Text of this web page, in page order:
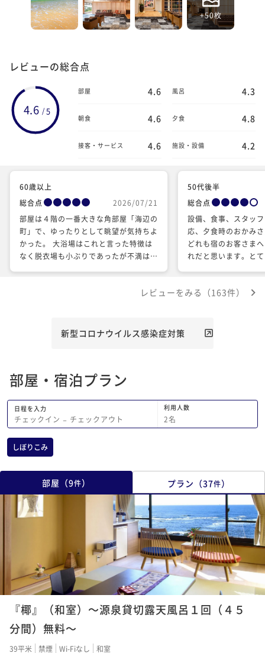
+50枚
レビューの総合点
4.6 /5
部屋 4.6 風呂 4.3
朝食 4.6 夕食 4.8
接客・サービス 4.6 施設・設備 4.2
60歳以上
総合点
2026/07/21
部屋は４階の一番大きな角部屋「海辺の
町」で、ゆったりとして眺望が気持ちよ
かった。 大浴場はこれと言った特徴は
なく脱衣場も小ぶりであったが不満はな
く、素材の味を活かしたクドくない味付
心地よく宿泊客への気遣いも申し分な
50代後半
総合点
設備、食事、スタッ
応、夕食時のおかみ
どれも宿のお客さま
れだと思います。と
レビューをみる（163件）
新型コロナウイルス感染症対策
部屋・宿泊プラン
日程を入力
チェックイン − チェックアウト
利用人数
2名
しぼりこみ
部屋 （9件） プラン （37件）
123456
『椰』（和室）～源泉貸切露天風呂１回（４５
分間）無料～
39平米 禁煙 Wi-Fiなし 和室